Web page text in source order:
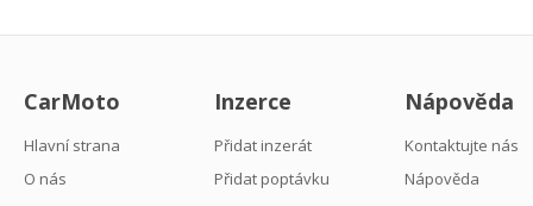
CarMoto
Hlavní strana
O nás
Inzerce
Přidat inzerát
Přidat poptávku
Nápověda
Kontaktujte nás
Nápověda